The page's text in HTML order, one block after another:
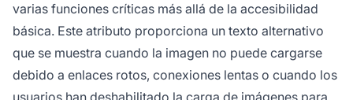
varias funciones críticas más allá de la accesibilidad
básica. Este atributo proporciona un texto alternativo
que se muestra cuando la imagen no puede cargarse
debido a enlaces rotos, conexiones lentas o cuando los